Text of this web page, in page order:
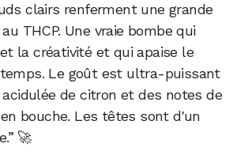
clairs renferment une grande
THCP. Une vraie bombe qui
la créativité et qui apaise le
Le goût est ultra-puissant
acidulée de citron et des notes de
bouche. Les têtes sont d'un
🚀